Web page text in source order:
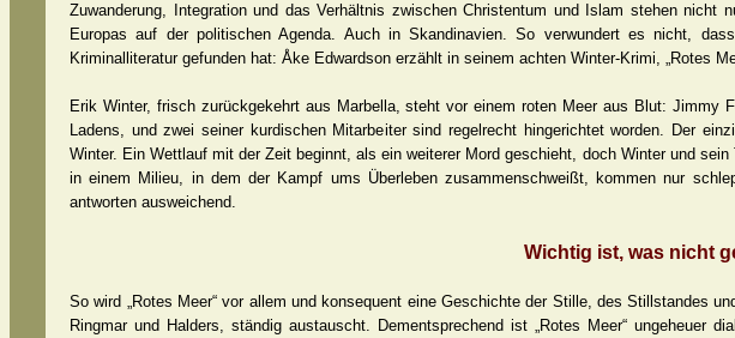
Zuwanderung, Integration und das Verhältnis zwischen Christentum und Islam stehen nicht
Europas auf der politischen Agenda. Auch in Skandinavien. So verwundert es nicht,
Kriminalliteratur gefunden hat: Åke Edwardson erzählt in seinem achten Winter-Krimi, „Rotes
Erik Winter, frisch zurückgekehrt aus Marbella, steht vor einem roten Meer aus Blut: Jimmy
Ladens, und zwei seiner kurdischen Mitarbeiter sind regelrecht hingerichtet worden. Der
Winter. Ein Wettlauf mit der Zeit beginnt, als ein weiterer Mord geschieht, doch Winter und
in einem Milieu, in dem der Kampf ums Überleben zusammenschweißt, kommen nur
antworten ausweichend.
Wichtig ist, was nicht
So wird „Rotes Meer“ vor allem und konsequent eine Geschichte der Stille, des Stillstandes
Ringmar und Halders, ständig austauscht. Dementsprechend ist „Rotes Meer“ ungeheuer